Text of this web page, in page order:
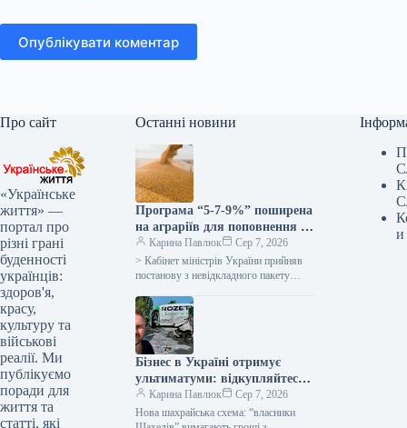
Опублікувати коментар
Про сайт
«Українське
життя» —
портал про
різні грані
буденності
українців:
здоров'я,
красу,
культуру та
військові
реалії. Ми
публікуємо
поради для
життя та
статті, які
Останні новини
Програма “5-7-9%” поширена
на аграріїв для поповнення їх
оборотних коштів –
Корецький
Карина Павлюк
Сер 7, 2026
> Кабінет міністрів України прийняв
постанову з невідкладного пакету
сільгоспвиробникам у зв’язку з
російськими атаками в Чорному
морі…
Бізнес в Україні отримує
ультиматуми: відкупляйтеся
від атак або втратите все
Карина Павлюк
Сер 7, 2026
Нова шахрайська схема: “власники
и